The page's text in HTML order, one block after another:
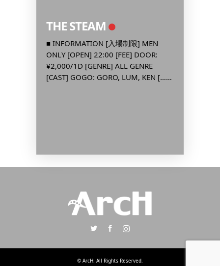
THE STEAM
■ INFORMATION [入場制限] MEN
ONLY [OPEN] 22:00 [FEE] DOOR:
¥2,000/1D [GENRE] ALL GENRE
[CAST] GOGO: GORO, LUM, KEN […]
Instagram
© ArcH. All Rights Reserved.